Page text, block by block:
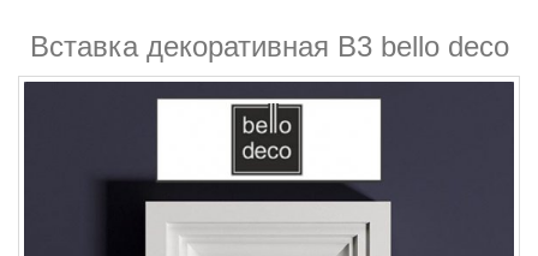
Вставка декоративная В3 bello deco